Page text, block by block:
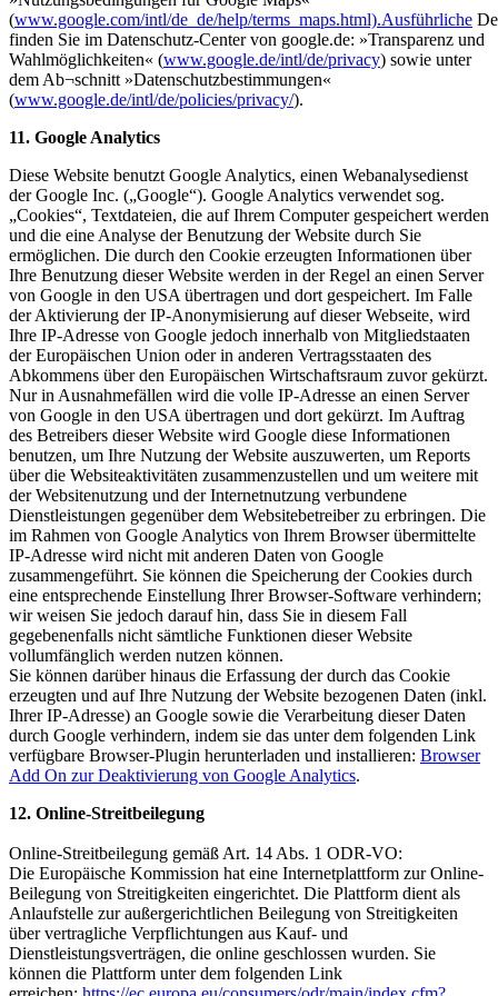
(www.google.com/intl/de_de/help/terms_maps.html).Ausführliche
finden Sie im Datenschutz-Center von google.de: »Transparenz und
Wahlmöglichkeiten« (www.google.de/intl/de/privacy) sowie unter
dem Ab¬schnitt »Datenschutzbestimmungen«
(www.google.de/intl/de/policies/privacy/).
11. Google Analytics
Diese Website benutzt Google Analytics, einen Webanalysedienst
der Google Inc. („Google“). Google Analytics verwendet sog.
„Cookies“, Textdateien, die auf Ihrem Computer gespeichert werden
und die eine Analyse der Benutzung der Website durch Sie
ermöglichen. Die durch den Cookie erzeugten Informationen über
Ihre Benutzung dieser Website werden in der Regel an einen Server
von Google in den USA übertragen und dort gespeichert. Im Falle
der Aktivierung der IP-Anonymisierung auf dieser Webseite, wird
Ihre IP-Adresse von Google jedoch innerhalb von Mitgliedstaaten
der Europäischen Union oder in anderen Vertragsstaaten des
Abkommens über den Europäischen Wirtschaftsraum zuvor gekürzt.
Nur in Ausnahmefällen wird die volle IP-Adresse an einen Server
von Google in den USA übertragen und dort gekürzt. Im Auftrag
des Betreibers dieser Website wird Google diese Informationen
benutzen, um Ihre Nutzung der Website auszuwerten, um Reports
über die Websiteaktivitäten zusammenzustellen und um weitere mit
der Websitenutzung und der Internetnutzung verbundene
Dienstleistungen gegenüber dem Websitebetreiber zu erbringen. Die
im Rahmen von Google Analytics von Ihrem Browser übermittelte
IP-Adresse wird nicht mit anderen Daten von Google
zusammengeführt. Sie können die Speicherung der Cookies durch
eine entsprechende Einstellung Ihrer Browser-Software verhindern;
wir weisen Sie jedoch darauf hin, dass Sie in diesem Fall
gegebenenfalls nicht sämtliche Funktionen dieser Website
vollumfänglich werden nutzen können.
Sie können darüber hinaus die Erfassung der durch das Cookie
erzeugten und auf Ihre Nutzung der Website bezogenen Daten (inkl.
Ihrer IP-Adresse) an Google sowie die Verarbeitung dieser Daten
durch Google verhindern, indem sie das unter dem folgenden Link
verfügbare Browser-Plugin herunterladen und installieren: Browser
Add On zur Deaktivierung von Google Analytics.
12. Online-Streitbeilegung
Online-Streitbeilegung gemäß Art. 14 Abs. 1 ODR-VO:
Die Europäische Kommission hat eine Internetplattform zur Online-
Beilegung von Streitigkeiten eingerichtet. Die Plattform dient als
Anlaufstelle zur außergerichtlichen Beilegung von Streitigkeiten
über vertragliche Verpflichtungen aus Kauf- und
Dienstleistungsverträgen, die online geschlossen wurden. Sie
können die Plattform unter dem folgenden Link